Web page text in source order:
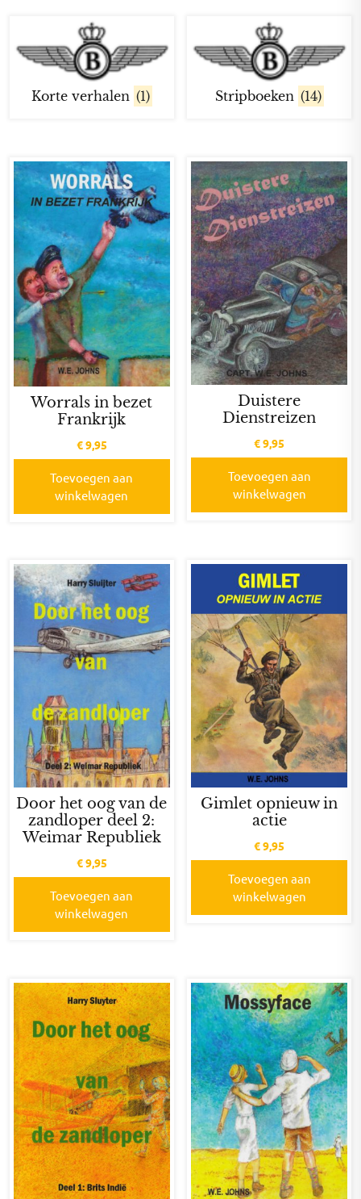
Korte verhalen (1) Stripboeken (14)
Worrals in bezet
Frankrijk
€9,95
Toevoegen aan
winkelwagen
Duistere
Dienstreizen
€9,95
Toevoegen aan
winkelwagen
Door het oog van de
zandloper deel 2:
Weimar Republiek
€9,95
Toevoegen aan
winkelwagen
Gimlet opnieuw in
actie
€9,95
Toevoegen aan
winkelwagen